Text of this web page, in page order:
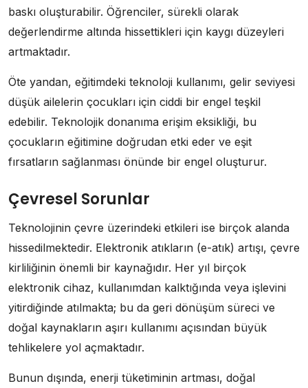
baskı oluşturabilir. Öğrenciler, sürekli olarak
değerlendirme altında hissettikleri için kaygı düzeyleri
artmaktadır.
Öte yandan, eğitimdeki teknoloji kullanımı, gelir seviyesi
düşük ailelerin çocukları için ciddi bir engel teşkil
edebilir. Teknolojik donanıma erişim eksikliği, bu
çocukların eğitimine doğrudan etki eder ve eşit
fırsatların sağlanması önünde bir engel oluşturur.
Çevresel Sorunlar
Teknolojinin çevre üzerindeki etkileri ise birçok alanda
hissedilmektedir. Elektronik atıkların (e-atık) artışı, çevre
kirliliğinin önemli bir kaynağıdır. Her yıl birçok
elektronik cihaz, kullanımdan kalktığında veya işlevini
yitirdiğinde atılmakta; bu da geri dönüşüm süreci ve
doğal kaynakların aşırı kullanımı açısından büyük
tehlikelere yol açmaktadır.
Bunun dışında, enerji tüketiminin artması, doğal